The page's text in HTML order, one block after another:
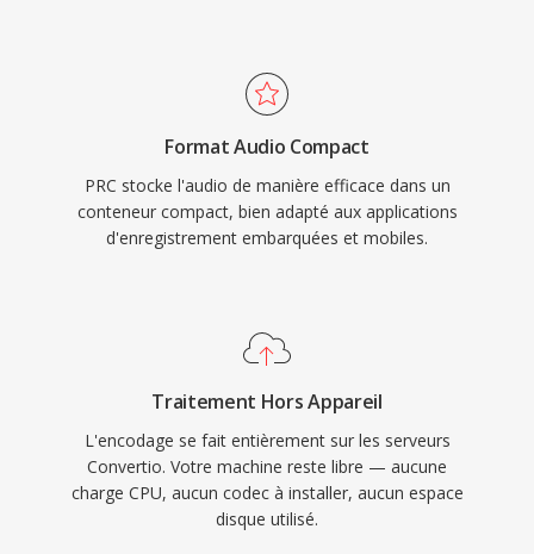
Format Audio Compact
PRC stocke l'audio de manière efficace dans un
conteneur compact, bien adapté aux applications
d'enregistrement embarquées et mobiles.
Traitement Hors Appareil
L'encodage se fait entièrement sur les serveurs
Convertio. Votre machine reste libre — aucune
charge CPU, aucun codec à installer, aucun espace
disque utilisé.